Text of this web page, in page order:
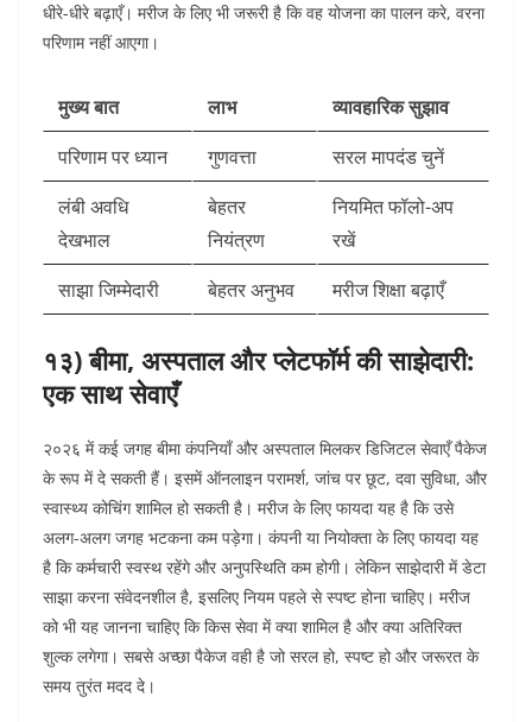
धीरे-धीरे बढ़ाएँ। मरीज के लिए भी जरूरी है कि वह योजना का पालन करे, वरना
परिणाम नहीं आएगा।
मुख्य बात लाभ
व्यावहारिक सुझाव
परिणाम पर ध्यान
गुणवत्ता
सरल मापदंड चुनें
लंबी अवधि
देखभाल
बेहतर
नियंत्रण
नियमित फॉलो-अप
रखें
साझा जिम्मेदारी
बेहतर अनुभव मरीज शिक्षा बढ़ाएँ
१३) बीमा, अस्पताल और प्लेटफॉर्म की साझेदारी:
एक साथ सेवाएँ
२०२६ में कई जगह बीमा कंपनियाँ और अस्पताल मिलकर डिजिटल सेवाएँ पैकेज
के रूप में दे सकती हैं। इसमें ऑनलाइन परामर्श, जांच पर छूट, दवा सुविधा, और
स्वास्थ्य कोचिंग शामिल हो सकती है। मरीज के लिए फायदा यह है कि उसे
अलग-अलग जगह भटकना कम पड़ेगा। कंपनी या नियोक्ता के लिए फायदा यह
है कि कर्मचारी स्वस्थ रहेंगे और अनुपस्थिति कम होगी। लेकिन साझेदारी में डेटा
साझा करना संवेदनशील है, इसलिए नियम पहले से स्पष्ट होना चाहिए। मरीज
को भी यह जानना चाहिए कि किस सेवा में क्या शामिल है और क्या अतिरिक्त
शुल्क लगेगा। सबसे अच्छा पैकेज वही है जो सरल हो, स्पष्ट हो और जरूरत के
समय तुरंत मदद दे।